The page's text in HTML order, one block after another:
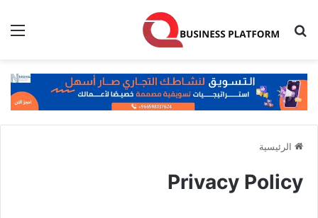
بحث عن
الرئيسية
Privacy Policy